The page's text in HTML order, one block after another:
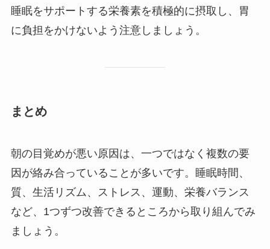
睡眠をサポートする栄養素を積極的に摂取し、胃
に負担をかけないよう注意しましょう。
まとめ
朝の目覚めが悪い原因は、一つではなく複数の要
因が絡み合っていることが多いです。睡眠時間、
質、生活リズム、ストレス、運動、栄養バランス
など、1つずつ改善できるところから取り組んでみ
ましょう。